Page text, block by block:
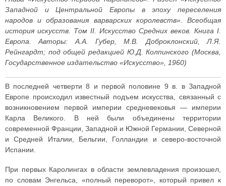
Западной и Центральной Европы в эпоху переселения
народов и образования варварских королевств». Всеобщая
история искусств. Том II. Искусство Средних веков. Книга I.
Европа. Авторы: А.А. Губер, М.В. Доброклонский, Л.Я.
Рейнгардт; под общей редакцией Ю.Д. Колпинского (Москва,
Государственное издательство «Искусство», 1960)
В последней четверти 8 и первой половине 9 в. в Западной
Европе происходил известный подъем искусства, связанный с
возникновением первой империи средневековья — империи
Карла Великого. В ней были объединены территории
современной Франции, Западной и Южной Германии, Северной
и Средней Италии, Бельгии, Голландии и северо-восточной
Испании.
При первых Каролингах в области землевладения произошел,
по словам Энгельса, «полный переворот», который привел к